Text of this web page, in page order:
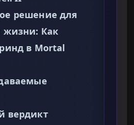
решение для
жизни: Как
в Mortal
вердикт